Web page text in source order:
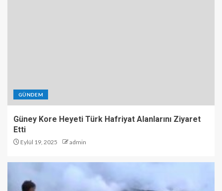
GÜNDEM
Güney Kore Heyeti Türk Hafriyat Alanlarını Ziyaret
Etti
Eylül 19, 2025 admin